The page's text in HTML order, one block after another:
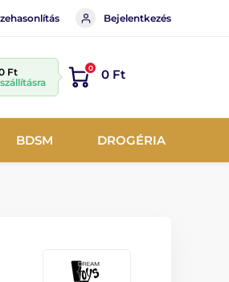
Bejelentkezés
Ft
0 0 Ft
BDSM DROGÉRIA